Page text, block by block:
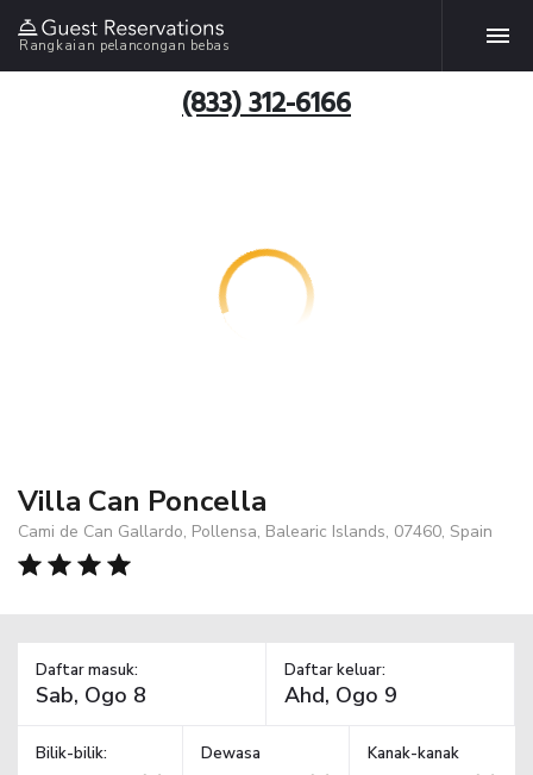
Rangkaian pelancongan bebas
(833) 312-6166
Villa Can Poncella
Cami de Can Gallardo, Pollensa, Balearic Islands, 07460, Spain
Daftar masuk: Daftar keluar:
Bilik-bilik: Dewasa Kanak-kanak